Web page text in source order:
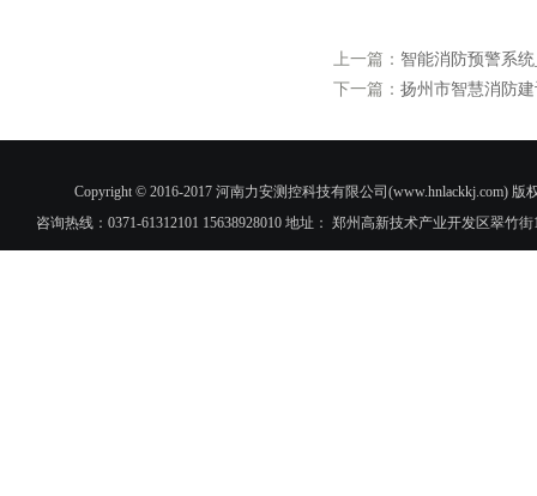
上一篇： 智能消防预警系
下一篇： 扬州市智慧消防
Copyright © 2016-2017 河南力安测控科技有限公司(www.hnlackkj.com)
咨询热线：0371-61312101 15638928010 地址： 郑州高新技术产业开发区翠竹